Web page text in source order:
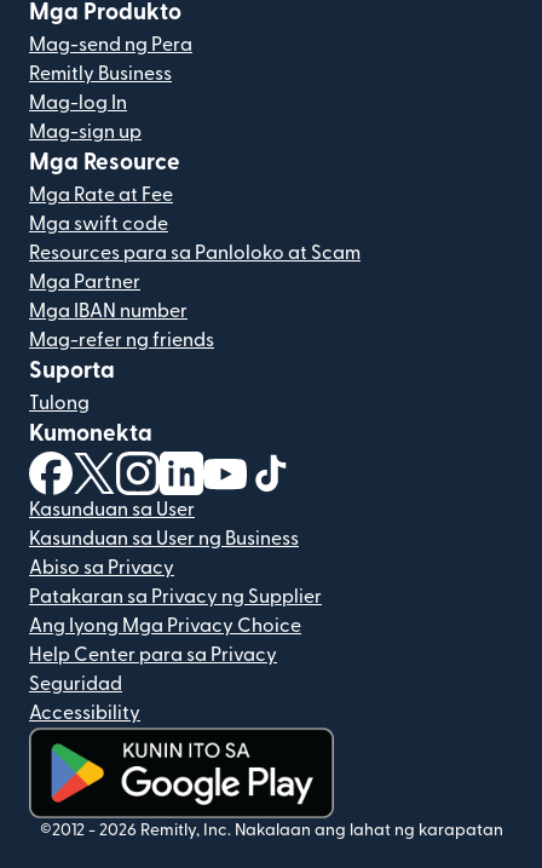
Mga Produkto
Mag-send ng Pera
Remitly Business
Mag-log In
Mag-sign up
Mga Resource
Mga Rate at Fee
Mga swift code
Resources para sa Panloloko at Scam
Mga Partner
Mga IBAN number
Mag-refer ng friends
Suporta
Tulong
Kumonekta
(bubukas sa bagong window)
(bubukas sa bagong window)
(bubukas sa bagong window)
(bubukas sa bagong window)
(bubukas sa bagong window)
Kasunduan sa User
Kasunduan sa User ng Business
Abiso sa Privacy
Patakaran sa Privacy ng Supplier
Ang Iyong Mga Privacy Choice
Help Center para sa Privacy
Seguridad
Accessibility
(bubukas sa bagong window)
©2012 - 2026 Remitly, Inc. Nakalaan ang lahat ng karapatan